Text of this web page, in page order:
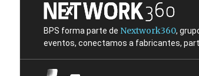
BPS forma parte de Nextwork360,
eventos, conectamos a fabricantes,